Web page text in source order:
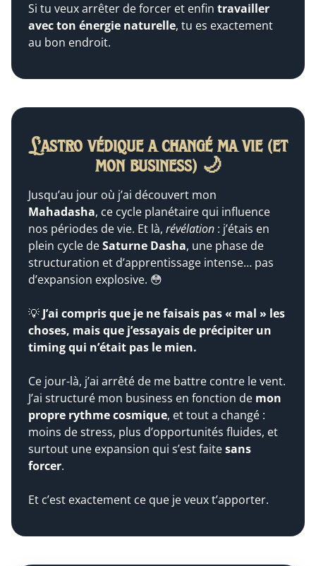
Si tu veux arrêter de forcer et enfin travailler
avec ton énergie naturelle, tu es exactement
au bon endroit.
L’astro védique a changé ma vie (et
mon business) 🌙
Jusqu’au jour où j’ai découvert mon
Mahadasha, ce cycle planétaire qui influence
nos périodes de vie. Et là, révélation : j’étais en
plein cycle deSaturne Dasha, une phase de
structuration et d’apprentissage intense… pas
d’expansion explosive. 😳
💡 J’ai compris que je ne faisais pas « mal » les
choses, mais que j’essayais de précipiter un
timing qui n’était pas le mien.
Ce jour-là, j’ai arrêté de me battre contre le vent.
J’ai structuré mon business en fonction de mon
propre rythme cosmique, et tout a changé :
moins de stress, plus d’opportunités fluides, et
surtout une expansion qui s’est faitesans
forcer.
Et c’est exactement ce que je veux t’apporter.